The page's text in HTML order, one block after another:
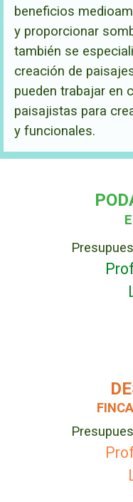
beneficios
y proporcionar
también se
creación de
pueden trabajar en
paisajistas para
y funcionales.